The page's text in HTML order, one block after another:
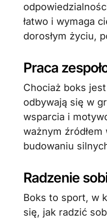
łatwo i wymaga
dorosłym życiu,
Praca
Chociaż boks
odbywają się w
wsparcia i
ważnym
budowaniu
Radzenie
Boks to sport, w
się, jak radzić